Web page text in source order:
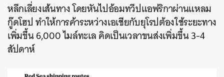
หลีกเลี่ยงเส้นทาง โดยหันไปอ้อมทวีปแอฟริกาผ่านแหลม
กู๊ดโฮป ทำให้การค้าระหว่างเอเชียกับยุโรปต้องใช้ระยะทาง
เพิ่มขึ้น 6,000 ไมล์ทะเล คิดเป็นเวลาขนส่งเพิ่มขึ้น 3-4
สัปดาห์